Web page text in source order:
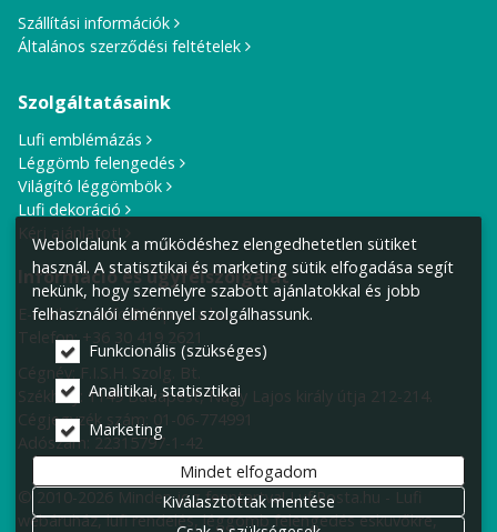
Szállítási információk
Általános szerződési feltételek
Szolgáltatásaink
Lufi emblémázás
Léggömb felengedés
Világító léggömbök
Lufi dekoráció
Kérj ajánlatot!
Információ és ügyfélszolgálat
E-mail cím:info@lufiposta.hu
Telefon:+36 30 419 2621
Cégnév: F.I.S.H. Szolg. Bt.
Székhely: 1149 Budapest, Nagy Lajos király útja 212-214.
Cégjegyzék szám: 01-06-774991
Adószám: 22315797-1-42
© 2010-2026 Minden jog fenntartva! LufiPosta.hu - Lufi
webáruház, lufi rendelés, léggömb felengedés esküvőkre,
Weboldalunk a működéshez elengedhetetlen sütiket
használ. A statisztikai és marketing sütik elfogadása segít
nekünk, hogy személyre szabott ajánlatokkal és jobb
felhasználói élménnyel szolgálhassunk.
Funkcionális (szükséges)
Analitikai, statisztikai
Marketing
Mindet elfogadom
Kiválasztottak mentése